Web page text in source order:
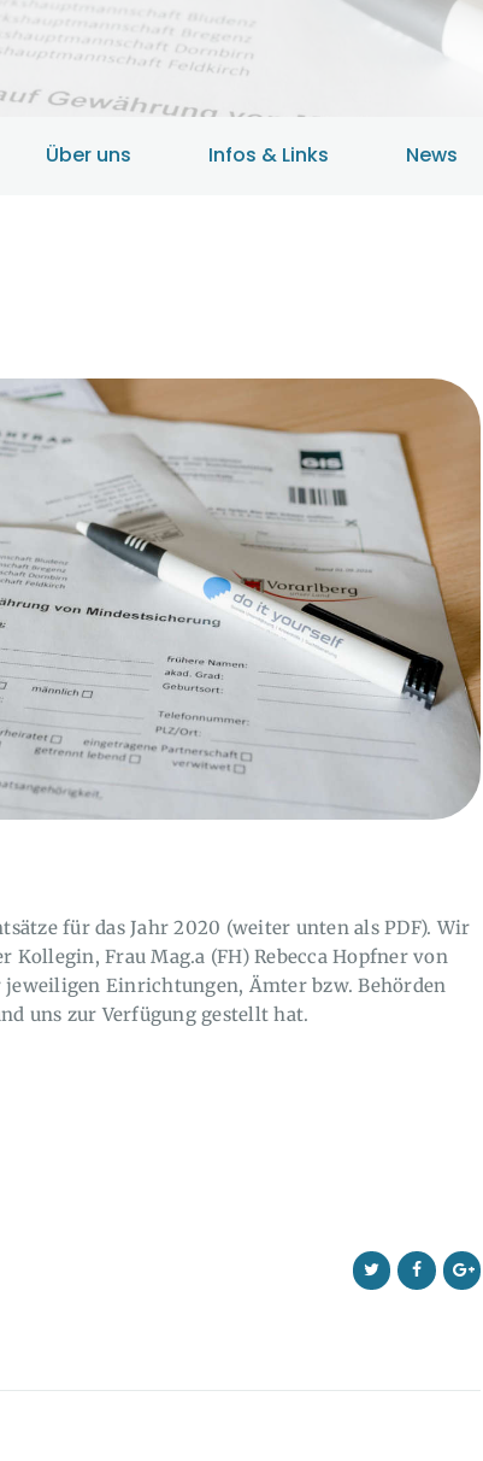
Über uns Infos & Links News
HOME
ANGEBOTE
ÜBER UNS
ONLINEBERATUNG
für das Jahr 2020 (weiter unten als PDF). Wir
Kollegin, Frau Mag.a (FH) Rebecca Hopfner von
jeweiligen Einrichtungen, Ämter bzw. Behörden
uns zur Verfügung gestellt hat.